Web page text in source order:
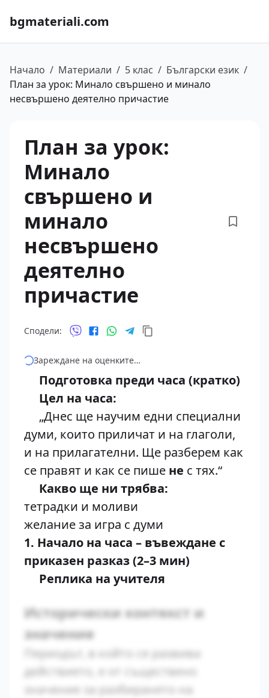
bgmateriali.com
Начало / Материали / 5 клас / Български език /
План за урок: Минало свършено и минало
несвършено деятелно причастие
План за урок:
Минало
свършено и
минало
несвършено
деятелно
причастие
Сподели:
Зареждане на оценките…
Подготовка преди часа (кратко)
Цел на часа:
„Днес ще научим едни специални
думи, които приличат и на глаголи,
и на прилагателни. Ще разберем как
се правят и как се пише не с тях.“
Какво ще ни трябва:
тетрадки и моливи
желание за игра с думи
1. Начало на часа – въвеждане с
приказен разказ (2–3 мин)
Реплика на учителя
Исторически контекст и
значение
Периодът, в който се развива
действието, е от съществено
значение за разбирането на